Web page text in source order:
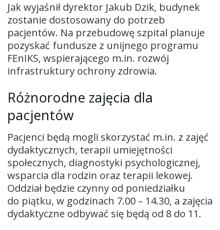
Jak wyjaśnił dyrektor Jakub Dzik, budynek
zostanie dostosowany do potrzeb
pacjentów. Na przebudowę szpital planuje
pozyskać fundusze z unijnego programu
FEnIKS, wspierającego m.in. rozwój
infrastruktury ochrony zdrowia.
Różnorodne zajęcia dla
pacjentów
Pacjenci będą mogli skorzystać m.in. z zajęć
dydaktycznych, terapii umiejętności
społecznych, diagnostyki psychologicznej,
wsparcia dla rodzin oraz terapii lekowej.
Oddział będzie czynny od poniedziałku
do piątku, w godzinach 7.00 – 14.30, a zajęcia
dydaktyczne odbywać się będą od 8 do 11.